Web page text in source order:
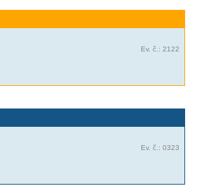
Ev. č.: 2122
Ev. č.: 0323